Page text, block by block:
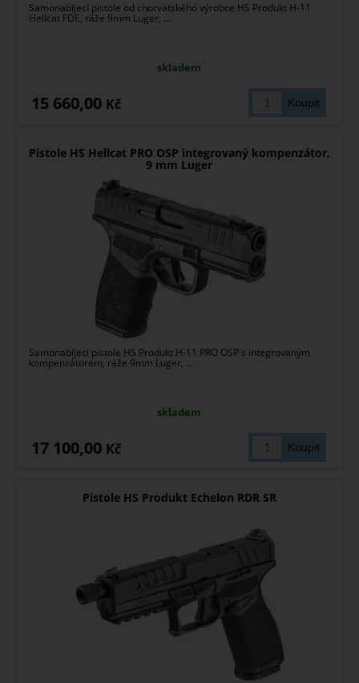
Samonabíjecí pistole od chorvatského výrobce HS Produkt H-11
Hellcat FDE, ráže 9mm Luger, ...
skladem
15 660,00 Kč
Pistole HS Hellcat PRO OSP integrovaný kompenzátor,
9 mm Luger
Samonabíjecí pistole HS Produkt H-11 PRO OSP s integrovaným
kompenzátorem, ráže 9mm Luger, ...
skladem
17 100,00 Kč
Pistole HS Produkt Echelon RDR SR